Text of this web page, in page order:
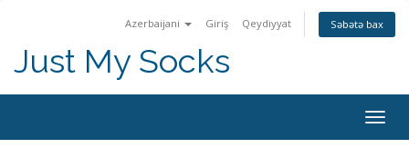
Azerbaijani Giriş Qeydiyyat Səbətə bax
Just My Socks